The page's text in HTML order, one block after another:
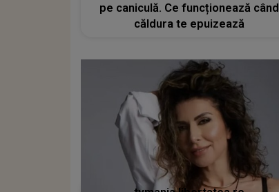
pe caniculă. Ce funcționează când
căldura te epuizează